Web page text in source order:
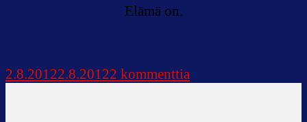
Elämä on.
2.8.20122.8.20122 kommenttia